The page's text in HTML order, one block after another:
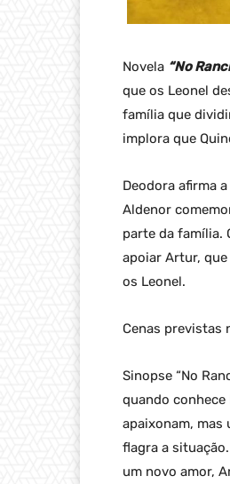
Novela “No
que os Leonel
família que
implora que
Deodora afirma
Aldenor
parte da família.
apoiar Artur,
os Leonel.
Cenas previstas
Sinopse “No
quando conhece
apaixonam, mas
flagra a
um novo amor,